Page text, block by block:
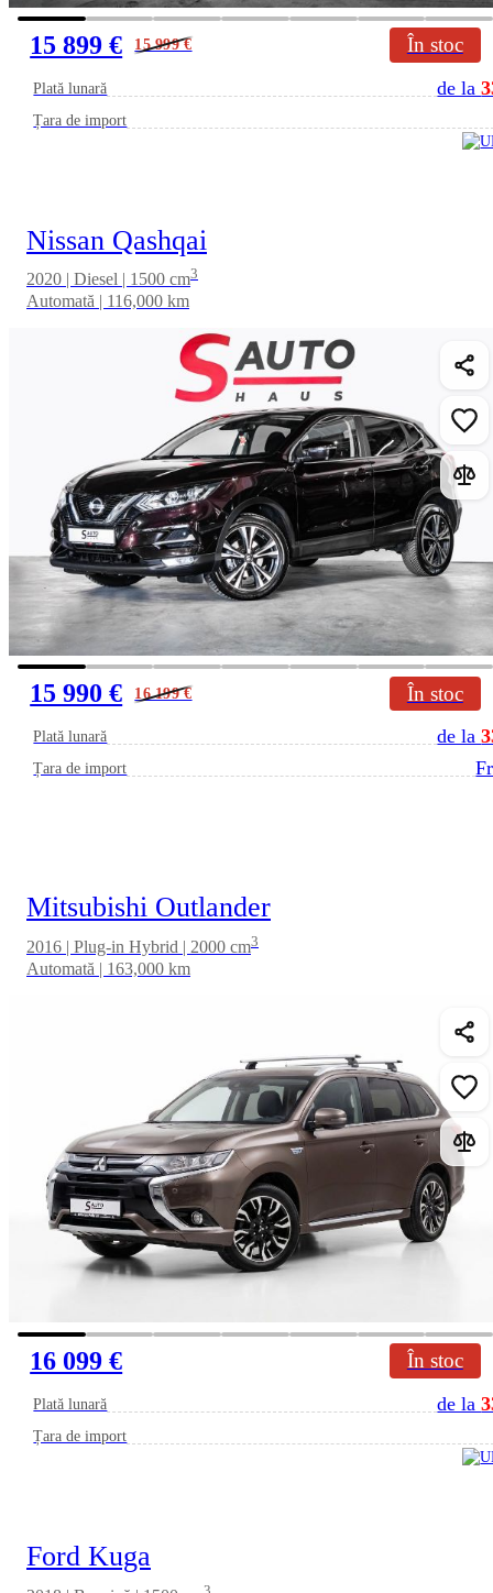
15 899 € 15 999€ În stoc
Plată lunară de la
Țara de import
Nissan Qashqai
2020 | Diesel | 1500 cm3
Automată | 116,000 km
15 990 € 16 199€ În stoc
Plată lunară de la
Țara de import
Mitsubishi Outlander
2016 | Plug-in Hybrid | 2000 cm3
Automată | 163,000 km
16 099 € În stoc
Plată lunară de la
Țara de import
Ford Kuga